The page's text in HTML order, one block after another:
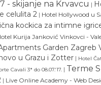
- skijanje na Krvavcu |
celulita 2 | Hotel Hollywood u
kockica za intimne
Kurija Janković Vinkovci -
Garden Zagreb
u Grazu i Zotter | Hotel
Cavali 3* do 08.07.'17. | Terme
| Live Online Academy - Web